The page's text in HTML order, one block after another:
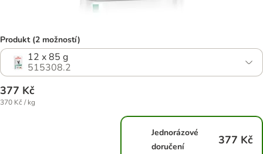
Produkt (2 možností)
12 x 85 g
515308.2
377 Kč
370 Kč / kg
Jednorázové
doručení
377 Kč